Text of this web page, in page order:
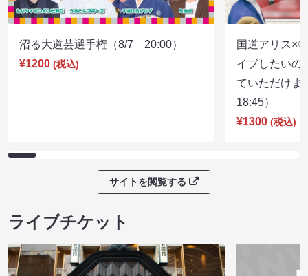
沼る大道芸選手権（8/7 20:00）
¥1200 (税込)
国道アリス×
イブしたいの
ていただけ
18:45）
¥1300 (税込)
サイトを閲覧する
ライブチケット